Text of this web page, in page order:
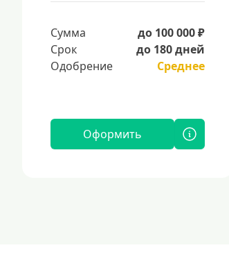
Сумма
до 100 000 ₽
Срок
до 180 дней
Одобрение
Среднее
Оформить